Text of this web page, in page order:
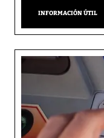
INFORMACIÓN ÚTIL